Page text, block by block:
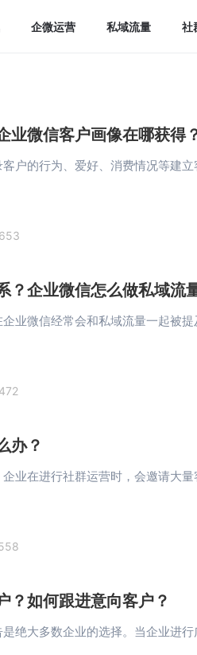
企微运营 私域流量 社
业微信客户画像在哪获得
户的行为、爱好、消费情况等建
653
？企业微信怎么做私域流
业微信经常会和私域流量一起被
472
办？
业在进行社群运营时，会邀请大
？如何跟进意向客户？
绝大多数企业的选择。当企业进行